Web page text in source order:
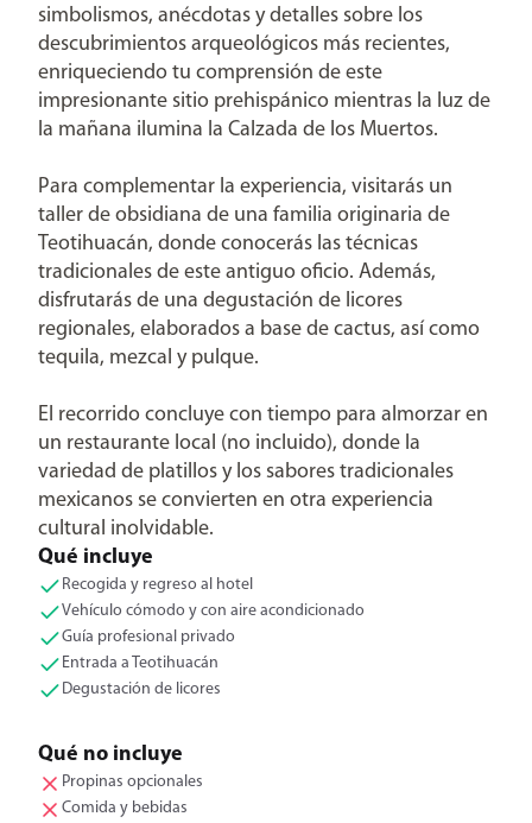
simbolismos, anécdotas y detalles sobre los
descubrimientos arqueológicos más recientes,
enriqueciendo tu comprensión de este
impresionante sitio prehispánico mientras la luz de
la mañana ilumina la Calzada de los Muertos.
Para complementar la experiencia, visitarás un
taller de obsidiana de una familia originaria de
Teotihuacán, donde conocerás las técnicas
tradicionales de este antiguo oficio. Además,
disfrutarás de una degustación de licores
regionales, elaborados a base de cactus, así como
tequila, mezcal y pulque.
El recorrido concluye con tiempo para almorzar en
un restaurante local (no incluido), donde la
variedad de platillos y los sabores tradicionales
mexicanos se convierten en otra experiencia
cultural inolvidable.
Qué incluye
Recogida y regreso al hotel
Vehículo cómodo y con aire acondicionado
Guía profesional privado
Entrada a Teotihuacán
Degustación de licores
Qué no incluye
Propinas opcionales
Comida y bebidas